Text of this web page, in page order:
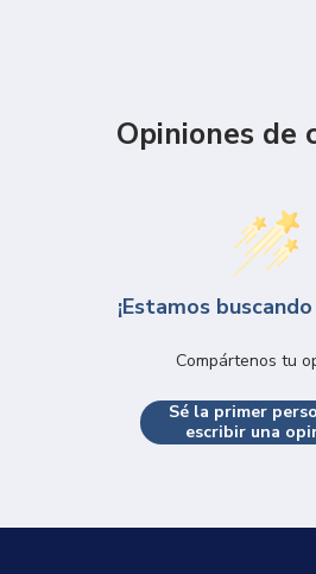
Opiniones de
¡Estamos
Compártenos tu
Sé la primer
escribir una